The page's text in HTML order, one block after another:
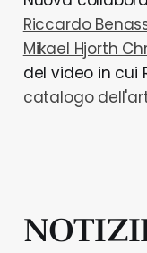
Riccardo
Mikael Hjorth
del video in cui
catalogo